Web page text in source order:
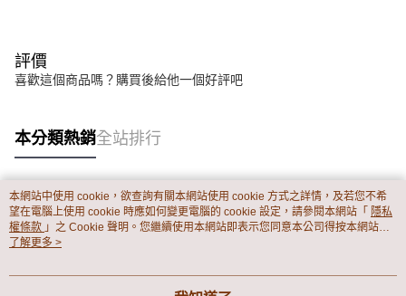
評價
喜歡這個商品嗎？購買後給他一個好評吧
本分類熱銷全站排行
熱門標籤
本網站中使用 cookie，欲查詢有關本網站使用 cookie 方式之詳情，及若您不希
望在電腦上使用 cookie 時應如何變更電腦的 cookie 設定，請參閱本網站「 隱私
權條款 」之 Cookie 聲明。您繼續使用本網站即表示您同意本公司得按本網站使
用條款之 Cookie 聲明使用 cookie。
了解更多 >